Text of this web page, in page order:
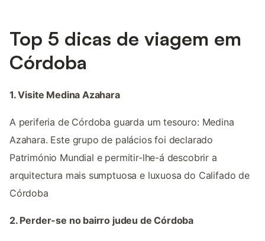
Top 5 dicas de viagem em
Córdoba
1. Visite Medina Azahara
A periferia de Córdoba guarda um tesouro: Medina
Azahara. Este grupo de palácios foi declarado
Património Mundial e permitir-lhe-á descobrir a
arquitectura mais sumptuosa e luxuosa do Califado de
Córdoba
2. Perder-se no bairro judeu de Córdoba